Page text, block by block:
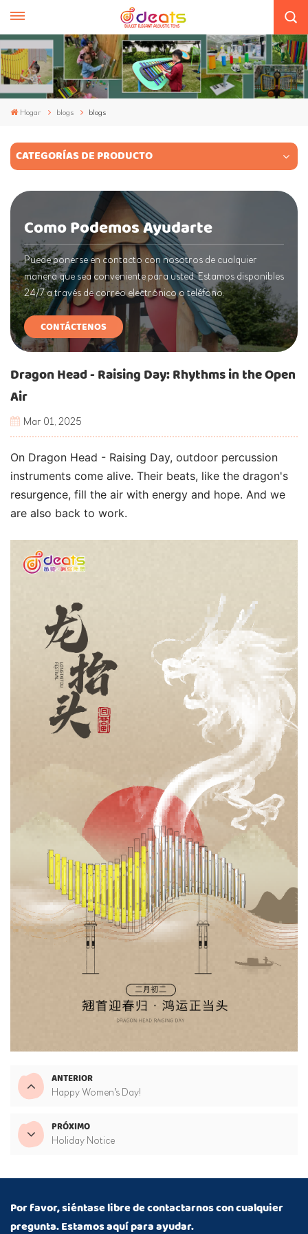
Hogar blogs blogs
CATEGORÍAS DE PRODUCTO
Como Podemos Ayudarte
Puede ponerse en contacto con nosotros de cualquier
manera que sea conveniente para usted. Estamos disponibles
24/7 a través de correo electrónico o teléfono.
CONTÁCTENOS
Dragon Head - Raising Day: Rhythms in the Open
Air
Mar 01, 2025
On Dragon Head - Raising Day, outdoor percussion
instruments come alive. Their beats, like the dragon's
resurgence, fill the air with energy and hope. And we
are also back to work.
ANTERIOR
Happy Women's Day!
PRÓXIMO
Holiday Notice
Por favor, siéntase libre de contactarnos con cualquier
pregunta. Estamos aquí para ayudar.